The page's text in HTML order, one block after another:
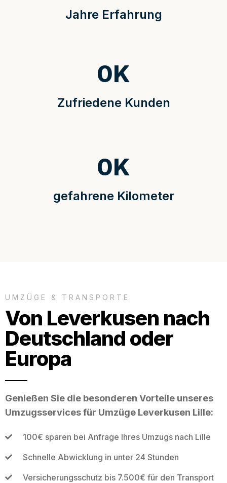
Jahre Erfahrung
Zufriedene Kunden
0K
gefahrene Kilometer
0K
UMZÜGE & TRANSPORTE
Von Leverkusen nach
Deutschland oder
Europa
Genießen Sie die besonderen Vorteile unseres
Umzugsservices für Umzüge Leverkusen Lille:
100€ sparen bei Anfrage Ihres Umzugs nach Lille
Schnelle Abwicklung in unter 24 Stunden
Versicherungsschutz bis 7.500€ für den Transport